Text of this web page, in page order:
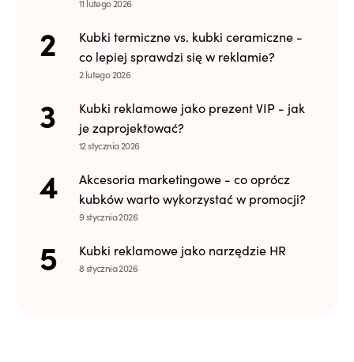
11 lutego 2026
Kubki termiczne vs. kubki ceramiczne -
co lepiej sprawdzi się w reklamie?
2 lutego 2026
Kubki reklamowe jako prezent VIP - jak
je zaprojektować?
12 stycznia 2026
Akcesoria marketingowe - co oprócz
kubków warto wykorzystać w promocji?
9 stycznia 2026
Kubki reklamowe jako narzędzie HR
8 stycznia 2026